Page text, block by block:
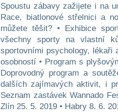
Spoustu zábavy zažijete i na
Race, biatlonové střelnici a
můžete těšit? • Exhibice
všechny sporty na vlastní
sportovními psychology, lékaři
osobností • Program s
Doprovodný program a
dalších zajímavých aktivit, i
Seznam zastávek Wannado
Zlín 25. 5. 2019 • Habry 8. 6.